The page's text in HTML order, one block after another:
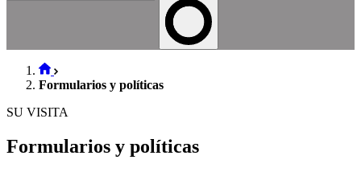
Formularios y políticas
SU VISITA
Formularios y políticas